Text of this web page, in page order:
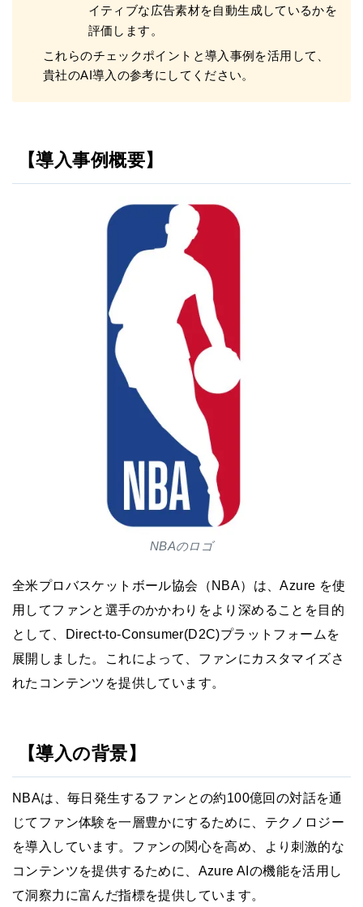
イティブな広告素材を自動生成しているかを
評価します。
これらのチェックポイントと導入事例を活用して、
貴社のAI導入の参考にしてください。
【導入事例概要】
NBAのロゴ
全米プロバスケットボール協会（NBA）は、Azure を使
用してファンと選手のかかわりをより深めることを目的
として、Direct-to-Consumer(D2C)プラットフォームを
展開しました。これによって、ファンにカスタマイズさ
れたコンテンツを提供しています。
【導入の背景】
NBAは、毎日発生するファンとの約100億回の対話を通
じてファン体験を一層豊かにするために、テクノロジー
を導入しています。ファンの関心を高め、より刺激的な
コンテンツを提供するために、Azure AIの機能を活用し
て洞察力に富んだ指標を提供しています。